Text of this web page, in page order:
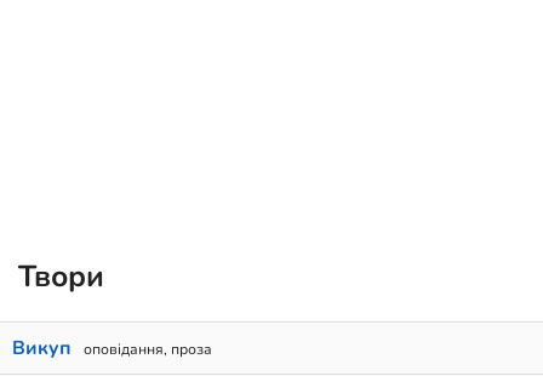
Твори
Викуп оповідання, проза